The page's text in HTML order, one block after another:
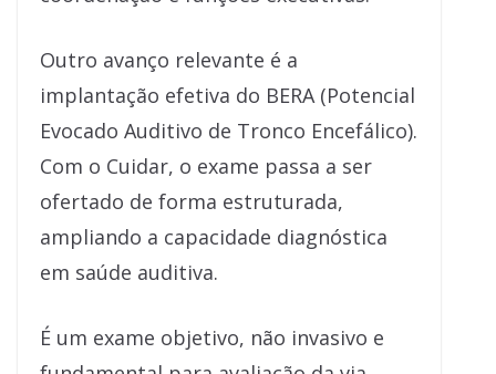
Outro avanço relevante é a
implantação efetiva do BERA (Potencial
Evocado Auditivo de Tronco Encefálico).
Com o Cuidar, o exame passa a ser
ofertado de forma estruturada,
ampliando a capacidade diagnóstica
em saúde auditiva.
É um exame objetivo, não invasivo e